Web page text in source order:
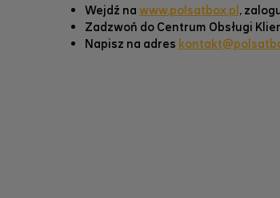
Wejdź nawww.polsatbox.pl,
Zadzwoń do Centrum Obsługi
Napisz na adres